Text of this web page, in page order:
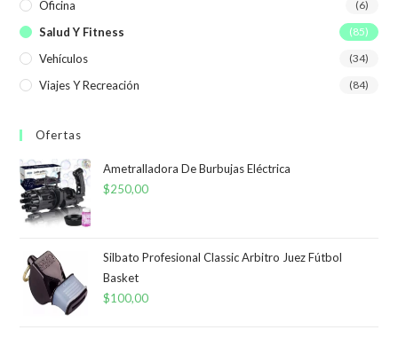
Oficina (6)
Salud Y Fitness (85)
Vehículos (34)
Viajes Y Recreación (84)
Ofertas
Ametralladora De Burbujas Eléctrica
$250,00
Silbato Profesional Classic Arbitro Juez Fútbol
Basket
$100,00